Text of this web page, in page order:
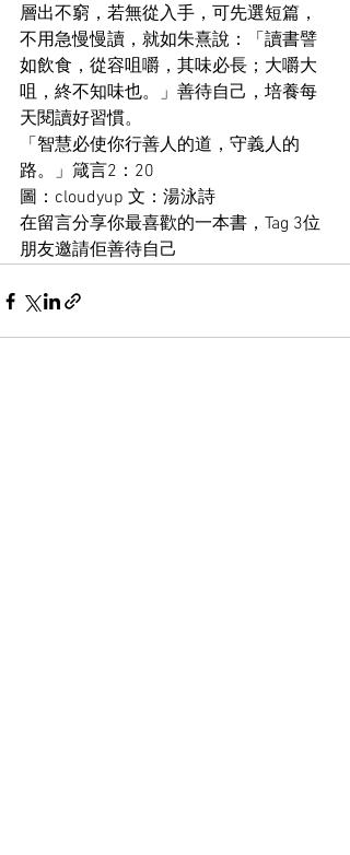
層出不窮，若無從入手，可先選短篇，
不用急慢慢讀，就如朱熹說：「讀書譬
如飲食，從容咀嚼，其味必長；大嚼大
咀，終不知味也。」善待自己，培養每
天閱讀好習慣。
「智慧必使你行善人的道，守義人的
路。」箴言2：20
圖：cloudyup 文：湯泳詩
在留言分享你最喜歡的一本書，Tag 3位
朋友邀請佢善待自己